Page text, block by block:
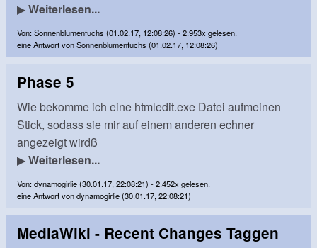
▶Weiterlesen...
Von: Sonnenblumenfuchs (01.02.17, 12:08:26) - 2.953x gelesen.
eine Antwort von Sonnenblumenfuchs (01.02.17, 12:08:26)
Phase 5
Wie bekomme ich eine htmledit.exe Datei aufmeinen
Stick, sodass sie mir auf einem anderen echner
angezeigt wirdß
▶Weiterlesen...
Von: dynamogirlie (30.01.17, 22:08:21) - 2.452x gelesen.
eine Antwort von dynamogirlie (30.01.17, 22:08:21)
MediaWiki - Recent Changes Taggen